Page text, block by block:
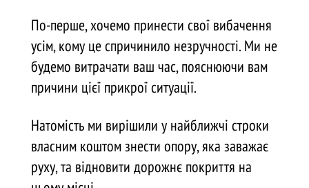
По-перше, хочемо принести свої вибачення
усім, кому це спричинило незручності. Ми не
будемо витрачати ваш час, пояснюючи вам
причини цієї прикрої ситуації.
Натомість ми вирішили у найближчі строки
власним коштом знести опору, яка заважає
руху, та відновити дорожнє покриття на